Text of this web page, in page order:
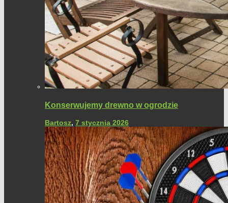
Konserwujemy drewno w ogrodzie
Bartosz, 7 stycznia 2026